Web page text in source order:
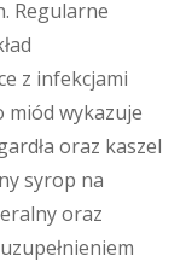
Regularne
z infekcjami
miód wykazuje
oraz kaszel
syrop na
oraz